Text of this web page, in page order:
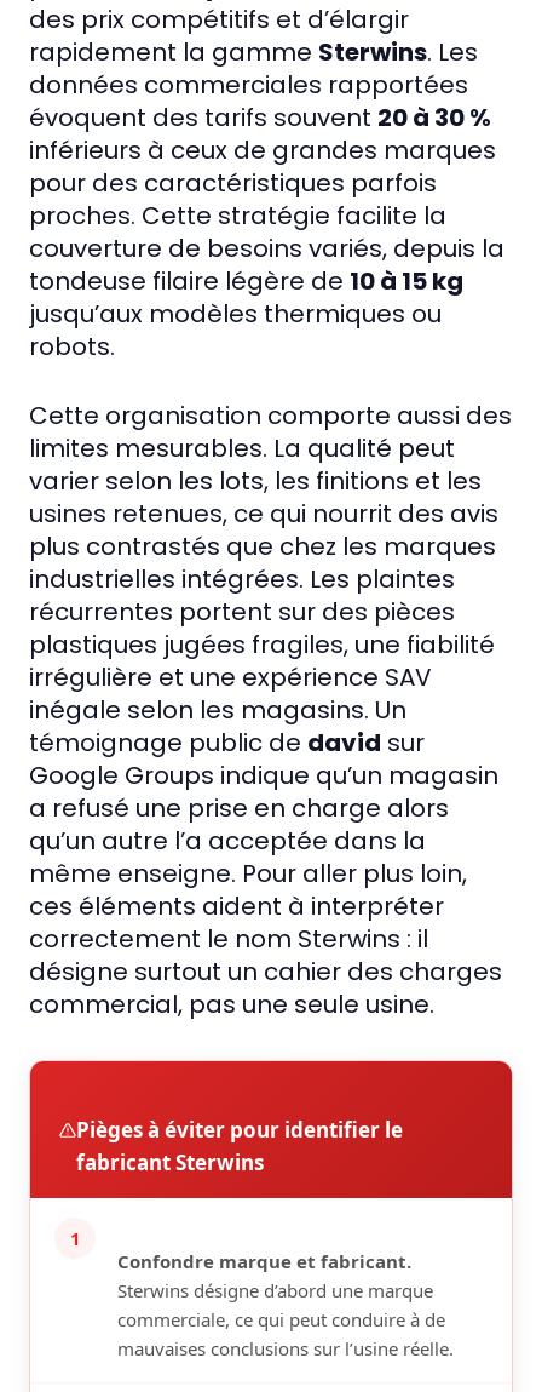
des prix compétitifs et d’élargir
rapidement la gamme Sterwins. Les
données commerciales rapportées
évoquent des tarifs souvent 20 à 30 %
inférieurs à ceux de grandes marques
pour des caractéristiques parfois
proches. Cette stratégie facilite la
couverture de besoins variés, depuis la
tondeuse filaire légère de 10 à 15 kg
jusqu’aux modèles thermiques ou
robots.
Cette organisation comporte aussi des
limites mesurables. La qualité peut
varier selon les lots, les finitions et les
usines retenues, ce qui nourrit des avis
plus contrastés que chez les marques
industrielles intégrées. Les plaintes
récurrentes portent sur des pièces
plastiques jugées fragiles, une fiabilité
irrégulière et une expérience SAV
inégale selon les magasins. Un
témoignage public de david sur
Google Groups indique qu’un magasin
a refusé une prise en charge alors
qu’un autre l’a acceptée dans la
même enseigne. Pour aller plus loin,
ces éléments aident à interpréter
correctement le nom Sterwins : il
désigne surtout un cahier des charges
commercial, pas une seule usine.
Pièges à éviter pour identifier le
fabricant Sterwins
1
Confondre marque et fabricant.
Sterwins désigne d’abord une marque
commerciale, ce qui peut conduire à de
mauvaises conclusions sur l’usine réelle.